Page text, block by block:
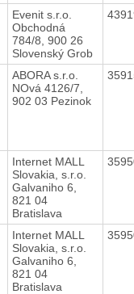
Evenit s.r.o.
Obchodná
784/8, 900 26
Slovenský Grob
ABORA s.r.o.
NOvá 4126/7,
902 03 Pezinok
Internet MALL
Slovakia, s.r.o.
Galvaniho 6,
821 04
Bratislava
Internet MALL
Slovakia, s.r.o.
Galvaniho 6,
821 04
Bratislava